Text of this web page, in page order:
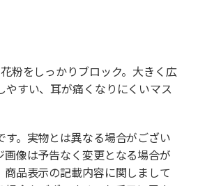
粉をしっかりブロック。大きく広
やすい、耳が痛くなりにくいマス
。実物とは異なる場合がござい
像は予告なく変更となる場合が
商品表示の記載内容に関しまして